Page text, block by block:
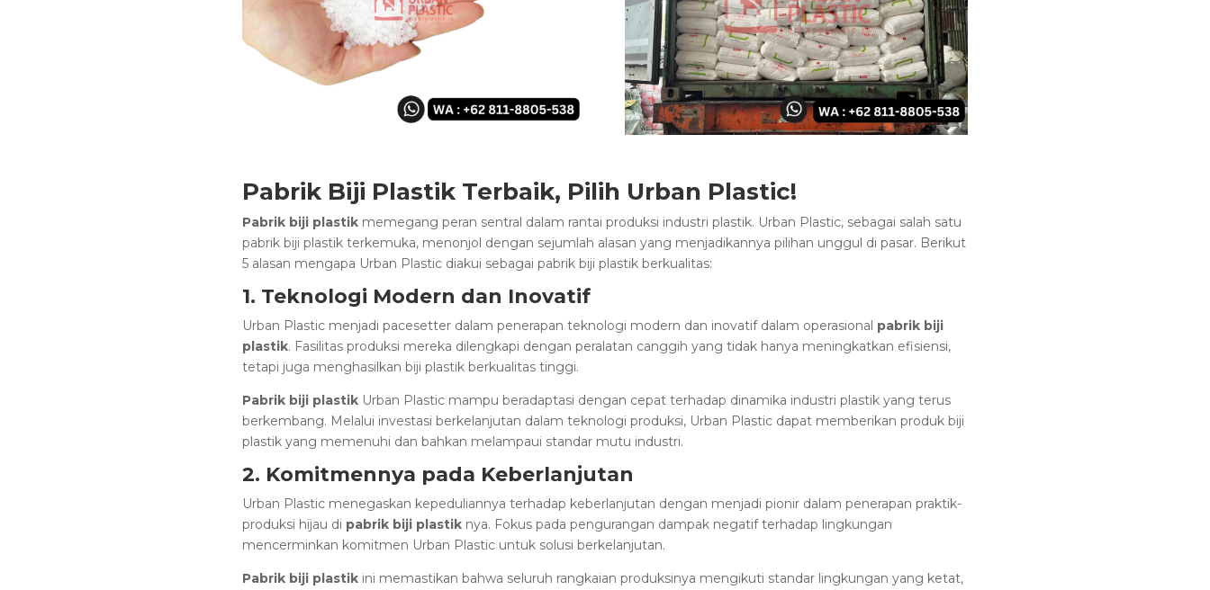
Pabrik Biji Plastik Terbaik, Pilih Urban Plastic!
Pabrik biji plastik memegang peran sentral dalam rantai produksi industri plastik. Urban Plastic, sebagai salah satu
pabrik biji plastik terkemuka, menonjol dengan sejumlah alasan yang menjadikannya pilihan unggul di pasar. Berikut
5 alasan mengapa Urban Plastic diakui sebagai pabrik biji plastik berkualitas:
1. Teknologi Modern dan Inovatif
Urban Plastic menjadi pacesetter dalam penerapan teknologi modern dan inovatif dalam operasional pabrik biji
plastik. Fasilitas produksi mereka dilengkapi dengan peralatan canggih yang tidak hanya meningkatkan efisiensi,
tetapi juga menghasilkan biji plastik berkualitas tinggi.
Pabrik biji plastik Urban Plastic mampu beradaptasi dengan cepat terhadap dinamika industri plastik yang terus
berkembang. Melalui investasi berkelanjutan dalam teknologi produksi, Urban Plastic dapat memberikan produk biji
plastik yang memenuhi dan bahkan melampaui standar mutu industri.
2. Komitmennya pada Keberlanjutan
Urban Plastic menegaskan kepeduliannya terhadap keberlanjutan dengan menjadi pionir dalam penerapan praktik-
produksi hijau di pabrik biji plastik nya. Fokus pada pengurangan dampak negatif terhadap lingkungan
mencerminkan komitmen Urban Plastic untuk solusi berkelanjutan.
Pabrik biji plastik ini memastikan bahwa seluruh rangkaian produksinya mengikuti standar lingkungan yang ketat,